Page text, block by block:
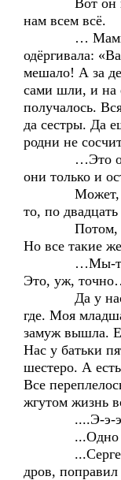
Вот он на
нам всем всё.
… Мамка,
одёргивала:
мешало! А за
сами шли, и на
получалось.
да сестры. Да
родни не
…Это она к
они только и
Может, что
то, по
Потом,
Но все такие
…Мы-то,
Это, уж,
Да у нас и
где. Моя
замуж вышла.
Нас у батьки
шестеро. А
Все
жгутом жизнь
....Э-э-э-
...Одно
...Сергей
дров, поправил